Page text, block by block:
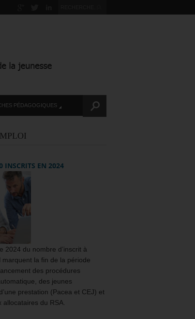
PÉDAGOGIQUES
INSCRITS EN 2024
2024 du nombre d’inscrit à
marquent la fin de la période
des procédures
des jeunes
prestation (Pacea et CEJ) et
allocataires du RSA.